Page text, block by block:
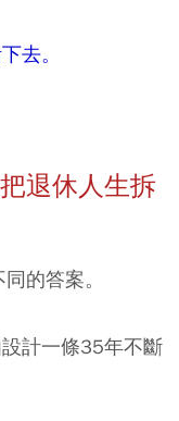
去。
退休人生拆
的答案。
計一條35年不斷